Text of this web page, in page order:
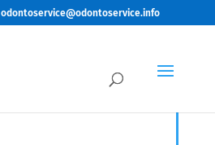
odontoservice@odontoservice.info